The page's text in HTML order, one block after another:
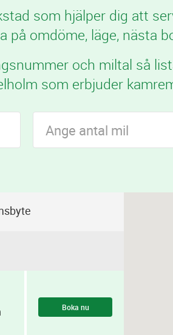
som hjälper dig att
på omdöme, läge, nästa
och miltal så
som erbjuder
Boka nu